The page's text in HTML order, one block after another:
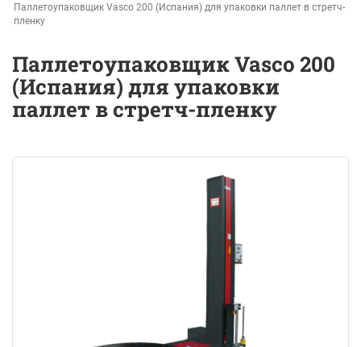
Паллетоупаковщик Vasco 200 (Испания) для упаковки паллет в стретч-
пленку
Паллетоупаковщик Vasco 200
(Испания) для упаковки
паллет в стретч-пленку